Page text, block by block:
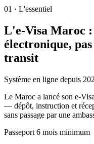
01 · L'essentiel
L'e-Visa Maroc
électronique,
transit
Système en ligne depuis
Le Maroc a lancé son e-
— dépôt, instruction et
sans passage par une
Passeport 6 mois minimum